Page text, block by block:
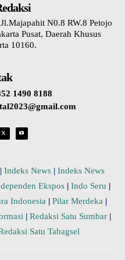
N0.8 RW.8 Petojo
Pusat, Daerah Khusus
10160.
1490 8188
| Indeks News | Indeks News
Ekspos | Indo Seru |
Indonesia | Pilar Merdeka |
| Redaksi Satu Sumbar |
Satu Tabagsel